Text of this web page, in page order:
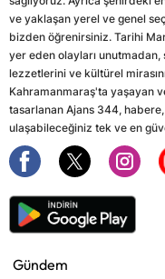
ve yaklaşan yerel ve genel
bizden öğrenirsiniz. Tarihi
yer eden olayları
lezzetlerini ve kültürel
Kahramanmaraş'ta yaşayan
tasarlanan Ajans 344, habere,
ulaşabileceğiniz tek ve en
Gündem